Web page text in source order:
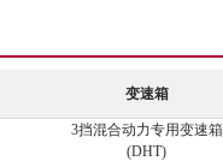
变速箱
3挡混合动力专用变速箱
(DHT)